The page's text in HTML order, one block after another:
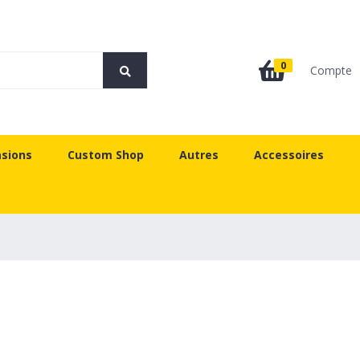
0 Compte
Custom Shop Autres Accessoires